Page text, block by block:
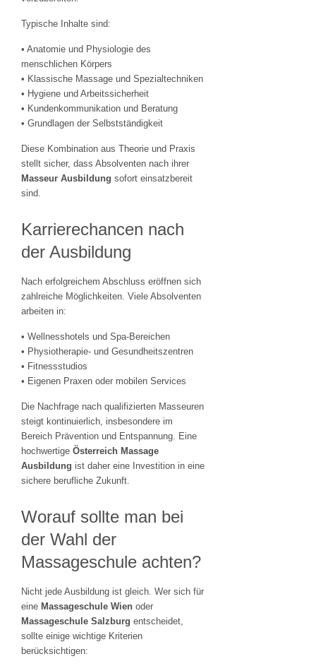
Typische Inhalte sind:
• Anatomie und Physiologie des
menschlichen Körpers
• Klassische Massage und Spezialtechniken
• Hygiene und Arbeitssicherheit
• Kundenkommunikation und Beratung
• Grundlagen der Selbstständigkeit
Diese Kombination aus Theorie und Praxis
stellt sicher, dass Absolventen nach ihrer
Masseur Ausbildung sofort einsatzbereit
sind.
Karrierechancen nach
der Ausbildung
Nach erfolgreichem Abschluss eröffnen sich
zahlreiche Möglichkeiten. Viele Absolventen
arbeiten in:
• Wellnesshotels und Spa-Bereichen
• Physiotherapie- und Gesundheitszentren
• Fitnessstudios
• Eigenen Praxen oder mobilen Services
Die Nachfrage nach qualifizierten Masseuren
steigt kontinuierlich, insbesondere im
Bereich Prävention und Entspannung. Eine
hochwertige Österreich Massage
Ausbildung ist daher eine Investition in eine
sichere berufliche Zukunft.
Worauf sollte man bei
der Wahl der
Massageschule achten?
Nicht jede Ausbildung ist gleich. Wer sich für
eine Massageschule Wien oder
Massageschule Salzburg entscheidet,
sollte einige wichtige Kriterien
berücksichtigen: